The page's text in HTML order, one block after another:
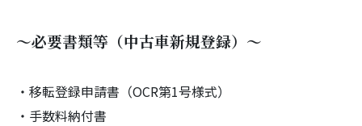
～必要書類等（中古車新規登録）～
・移転登録申請書（OCR第1号様式）
・手数料納付書